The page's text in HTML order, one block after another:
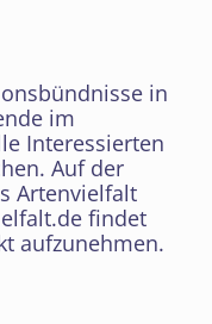
in
im
Interessierten
Auf der
Artenvielfalt
findet
aufzunehmen.